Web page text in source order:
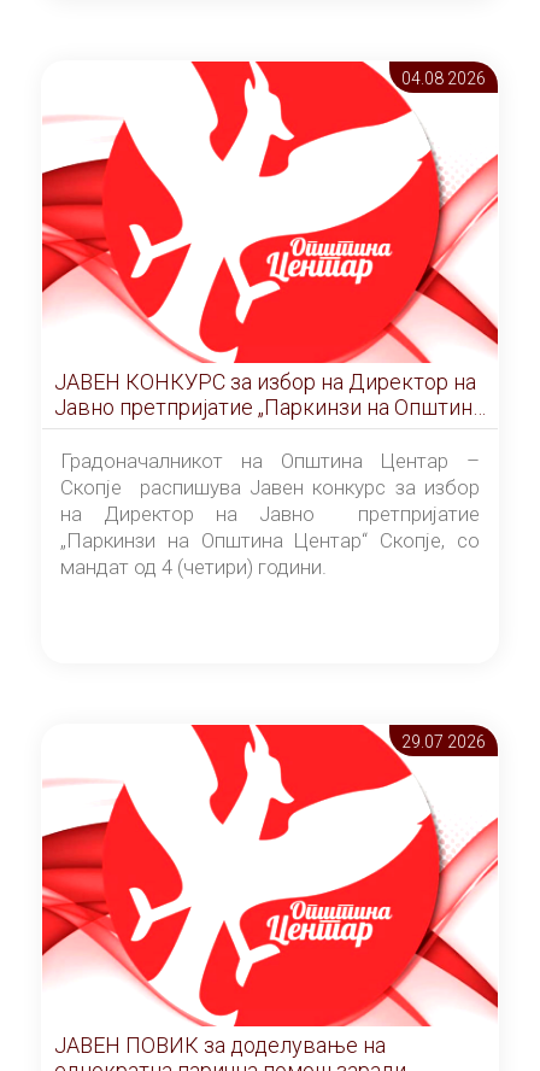
Скопје” број 9/2026), за времетраење од 3
(три) години од денот на потпишувањето на
Договорот за закуп со најповолниот
понудувач.
04.08 2026
ЈАВЕН КОНКУРС за избор на Директор на
Јавно претпријатие „Паркинзи на Општина
Центар“ – Скопје
Градоначалникот на Општина Центар –
Скопје распишува Јавен конкурс за избор
на Директор на Јавно претпријатие
„Паркинзи на Општина Центар“ Скопје, со
мандат од 4 (четири) години.
29.07 2026
ЈАВЕН ПОВИК за доделување на